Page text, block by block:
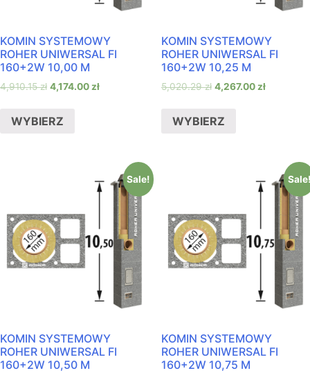
KOMIN SYSTEMOWY
ROHER UNIWERSAL FI
160+2W 10,00 M
4,910.15zł 4,174.00 zł
WYBIERZ
KOMIN SYSTEMOWY
ROHER UNIWERSAL FI
160+2W 10,25 M
5,020.29zł 4,267.00 zł
WYBIERZ
Sale!
KOMIN SYSTEMOWY
ROHER UNIWERSAL FI
160+2W 10,50 M
KOMIN SYSTEMOWY
ROHER UNIWERSAL FI
160+2W 10,75 M